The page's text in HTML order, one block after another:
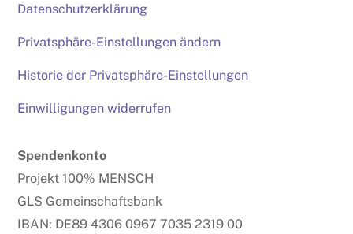
Datenschutzerklärung
Privatsphäre-Einstellungen ändern
Historie der Privatsphäre-Einstellungen
Einwilligungen widerrufen
Spendenkonto
Projekt 100% MENSCH
GLS Gemeinschaftsbank
IBAN: DE89 4306 0967 7035 2319 00